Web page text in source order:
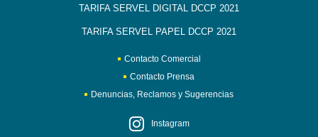
TARIFA SERVEL DIGITAL DCCP 2021
TARIFA SERVEL PAPEL DCCP 2021
Contacto Comercial
Contacto Prensa
Denuncias, Reclamos y Sugerencias
Instagram